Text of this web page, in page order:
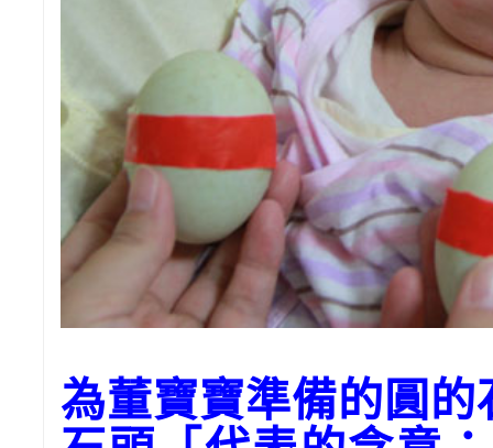
為董寶寶準備的圓的